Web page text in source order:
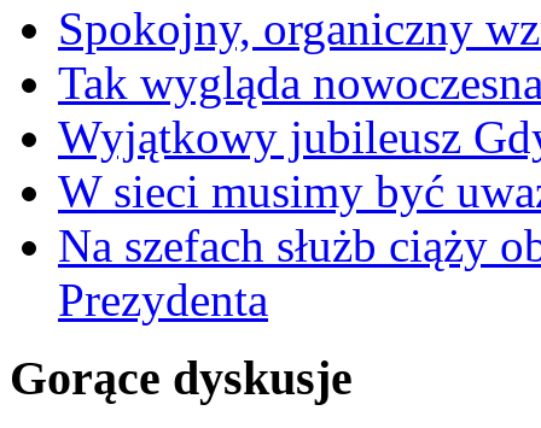
Spokojny, organiczny
Tak wygląda
Wyjątkowy jubileusz
W sieci musimy być
Na szefach służb ciąży
Prezydenta
Gorące dyskusje